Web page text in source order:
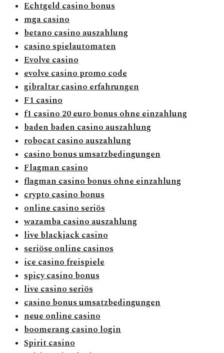
Echtgeld casino bonus
mga casino
betano casino auszahlung
casino spielautomaten
Evolve casino
evolve casino promo code
gibraltar casino erfahrungen
F1 casino
f1 casino 20 euro bonus ohne einzahlung
baden baden casino auszahlung
robocat casino auszahlung
casino bonus umsatzbedingungen
Flagman casino
flagman casino bonus ohne einzahlung
crypto casino bonus
online casino seriös
wazamba casino auszahlung
live blackjack casino
seriöse online casinos
ice casino freispiele
spicy casino bonus
live casino seriös
casino bonus umsatzbedingungen
neue online casino
boomerang casino login
Spirit casino